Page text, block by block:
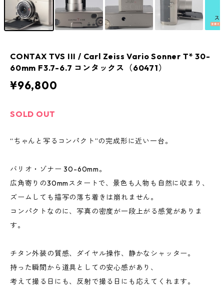
CONTAX TVS III / Carl Zeiss Vario Sonner T* 30-
60mm F3.7-6.7 コンタックス（60471）
¥96,800
SOLD OUT
“ちゃんと写るコンパクト”の完成形に近い一台。
バリオ・ゾナー 30-60mm。
広角寄りの30mmスタートで、景色も人物も自然に収まり、
ズームしても描写の落ち着きは崩れません。
コンパクトなのに、写真の密度が一段上がる感覚がありま
す。
チタン外装の質感、ダイヤル操作、静かなシャッター。
持った瞬間から道具としての安心感があり、
考えて撮る日にも、反射で撮る日にも応えてくれます。